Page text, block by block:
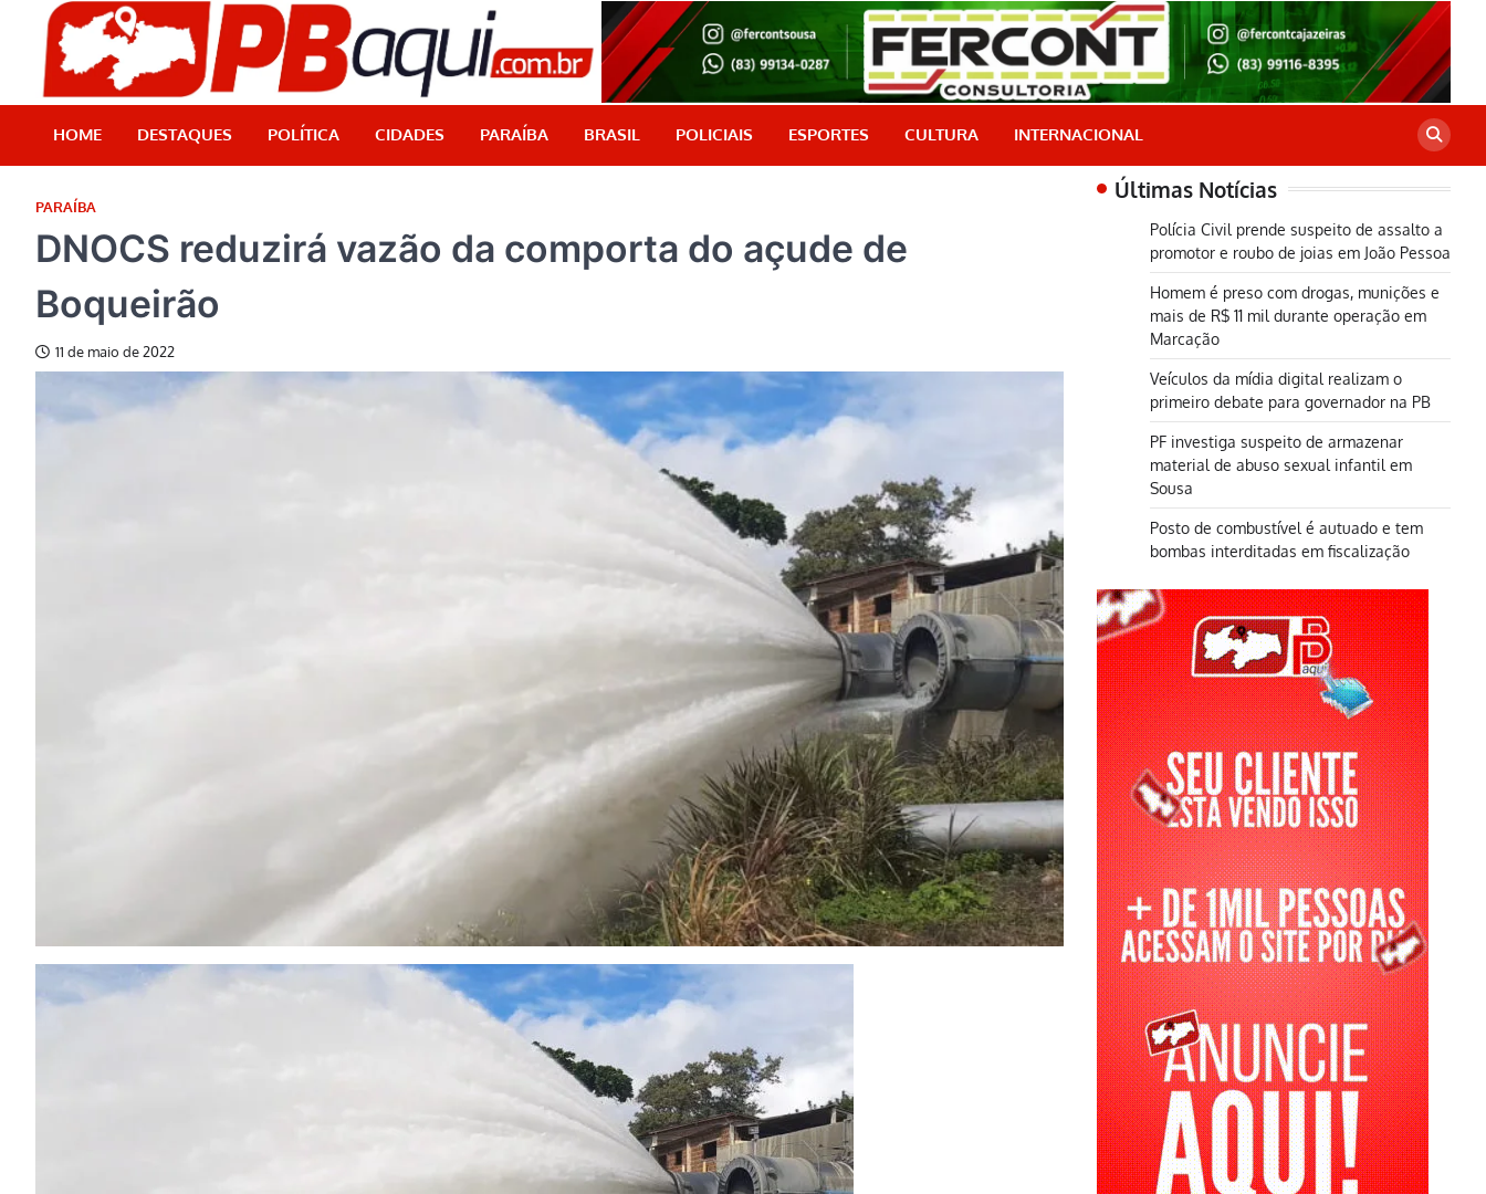
content
PB Aqui
Jornalismo com credibilidade, é aqui!
HOME DESTAQUES POLÍTICA CIDADES PARAÍBA BRASIL POLICIAIS ESPORTES CULTURA INTERNACIONAL
PARAÍBA
DNOCS reduzirá vazão da comporta do açude de
Boqueirão
11 de maio de 2022
Últimas Notícias
Polícia Civil prende suspeito de assalto a
promotor e roubo de joias em João Pessoa
Homem é preso com drogas, munições e
mais de R$ 11 mil durante operação em
Marcação
Veículos da mídia digital realizam o
primeiro debate para governador na PB
PF investiga suspeito de armazenar
material de abuso sexual infantil em
Sousa
Posto de combustível é autuado e tem
bombas interditadas em fiscalização